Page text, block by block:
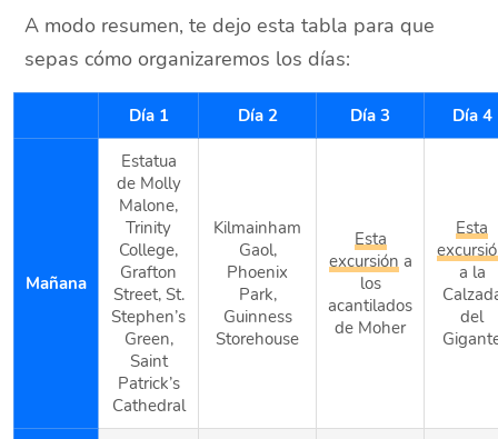
A modo resumen, te dejo esta tabla para que
sepas cómo organizaremos los días:
Día 1 Día 2 Día 3 Día 4
Mañana
Estatua
de Molly
Malone,
Trinity
College,
Grafton
Street, St.
Stephen’s
Green,
Saint
Patrick’s
Cathedral
Kilmainham
Gaol,
Phoenix
Park,
Guinness
Storehouse
Esta
excursióna
los
acantilados
de Moher
Esta
a la
del